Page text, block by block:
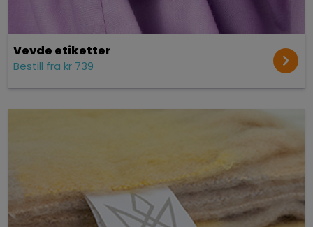
Vevde etiketter
Bestill fra kr 739